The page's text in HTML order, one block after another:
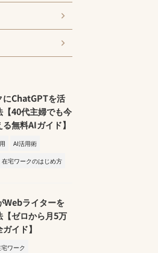
にChatGPTを活
【40代主婦でも今
無料AIガイド】
AI活用術
在宅ワークのはじめ方
Webライターを
【ゼロから月5万
イド】
ワーク